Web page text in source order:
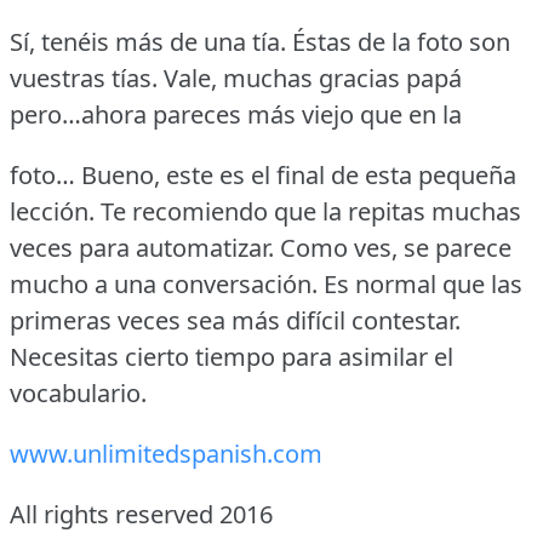
Sí, tenéis más de una tía. Éstas de la foto son
vuestras tías. Vale, muchas gracias papá
pero…ahora pareces más viejo que en la
foto… Bueno, este es el final de esta pequeña
lección. Te recomiendo que la repitas muchas
veces para automatizar. Como ves, se parece
mucho a una conversación. Es normal que las
primeras veces sea más difícil contestar.
Necesitas cierto tiempo para asimilar el
vocabulario.
www.unlimitedspanish.com
All rights reserved 2016